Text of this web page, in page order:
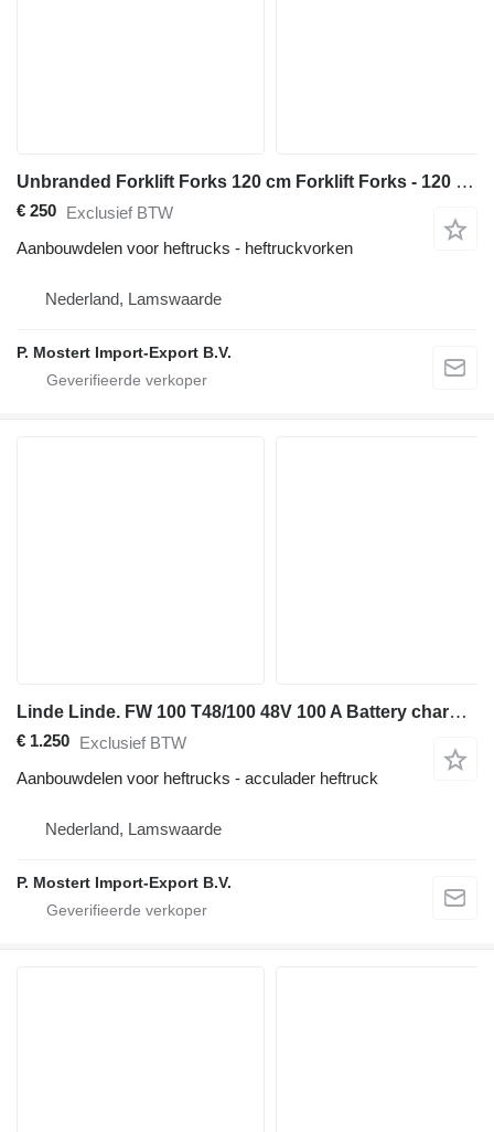
Unbranded Forklift Forks 120 cm Forklift Forks - 120 cm fork le
€ 250 Exclusief BTW
Aanbouwdelen voor heftrucks - heftruckvorken
Nederland, Lamswaarde
P. Mostert Import-Export B.V.
Linde Linde. FW 100 T48/100 48V 100 A Battery charger Linde forklift b
€ 1.250 Exclusief BTW
Aanbouwdelen voor heftrucks - acculader heftruck
Nederland, Lamswaarde
P. Mostert Import-Export B.V.